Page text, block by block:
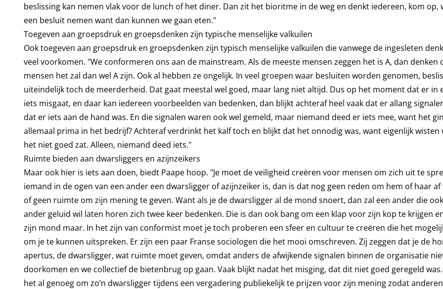
beslissing kan nemen vlak voor de lunch of het diner. Dan zit het bioritme in de weg en denkt iedereen, kom op,
een besluit nemen want dan kunnen we gaan eten."
Toegeven aan groepsdruk en groepsdenken zijn typische menselijke valkuilen
Ook toegeven aan groepsdruk en groepsdenken zijn typisch menselijke valkuilen die vanwege de ingesleten
veel voorkomen. "We conformeren ons aan de mainstream. Als de meeste mensen zeggen het is A, dan denken
mensen het zal dan wel A zijn. Ook al hebben ze ongelijk. In veel groepen waar besluiten worden genomen,
uiteindelijk toch de meerderheid. Dat gaat meestal wel goed, maar lang niet altijd. Dus op het moment dat er in
iets misgaat, en daar kan iedereen voorbeelden van bedenken, dan blijkt achteraf heel vaak dat er allang
dat er iets aan de hand was. En die signalen waren ook wel gemeld, maar niemand deed er iets mee, want het
allemaal prima in het bedrijf? Achteraf verdrinkt het kalf toch en blijkt dat het onnodig was, want eigenlijk wisten
het niet goed zat. Alleen, niemand deed iets."
Ruimte bieden aan dwarsliggers en azijnzeikers
Maar ook hier is iets aan doen, biedt Paape hoop. "Je moet de veiligheid creëren voor mensen om zich uit te
iemand in de ogen van een ander een dwarsligger of azijnzeiker is, dan is dat nog geen reden om hem of haar af
of geen ruimte om zijn mening te geven. Want als je de dwarsligger al de mond snoert, dan zal een ander die
ander geluid wil laten horen zich twee keer bedenken. Die is dan ook bang om een klap voor zijn kop te krijgen
zijn mond maar. In het zijn van conformist moet je toch proberen een sfeer en cultuur te creëren die het
om je te kunnen uitspreken. Er zijn een paar Franse sociologen die het mooi omschreven. Zij zeggen dat je de
apertus, de dwarsligger, wat ruimte moet geven, omdat anders de afwijkende signalen binnen de organisatie
doorkomen en we collectief de bietenbrug op gaan. Vaak blijkt nadat het misging, dat dit niet goed geregeld
het al genoeg om zo’n dwarsligger tijdens een vergadering publiekelijk te prijzen voor zijn mening zodat